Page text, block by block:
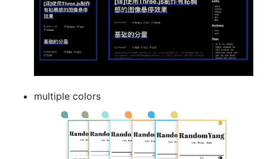
multiple colors